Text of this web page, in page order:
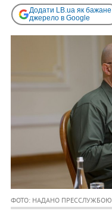
Додати LB.ua як бажане
джерело в Google
ФОТО: НАДАНО ПРЕССЛУЖБОЮ